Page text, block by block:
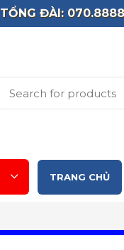
TỔNG ĐÀI:
TRANG CHỦ